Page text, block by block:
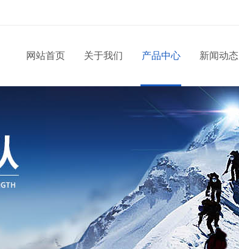
网站首页 关于我们 产品中心 新闻动态